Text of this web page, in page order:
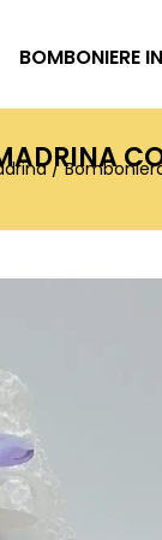
BOMBONIERE
/